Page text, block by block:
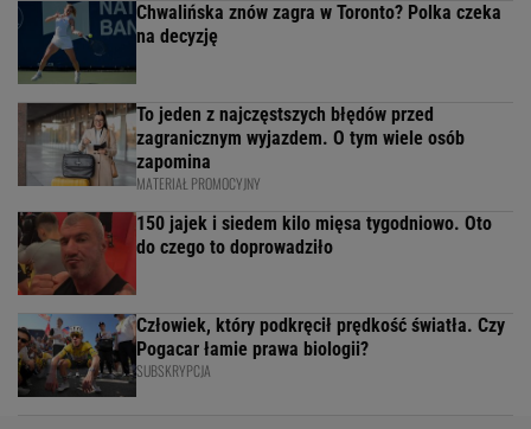
Chwalińska znów zagra w Toronto? Polka czeka
na decyzję
To jeden z najczęstszych błędów przed
zagranicznym wyjazdem. O tym wiele osób
zapomina
MATERIAŁ PROMOCYJNY
150 jajek i siedem kilo mięsa tygodniowo. Oto
do czego to doprowadziło
Człowiek, który podkręcił prędkość światła. Czy
Pogacar łamie prawa biologii?
SUBSKRYPCJA